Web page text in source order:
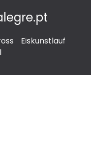
Eiskunstlauf